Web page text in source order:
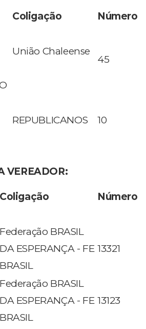
Coligação Número
União Chaleense
45
REPUBLICANOS 10
VEREADOR:
Coligação Número
Federação BRASIL
DA ESPERANÇA - FE
BRASIL
13321
Federação BRASIL
DA ESPERANÇA - FE
BRASIL
13123